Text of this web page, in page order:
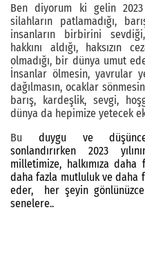
Ben diyorum ki gelin 2023
silahların patlamadığı,
insanların birbirini
hakkını aldığı, haksızın
olmadığı, bir dünya umut
İnsanlar ölmesin, yavrular
dağılmasın, ocaklar
barış, kardeşlik, sevgi,
dünya da hepimize yetecek
Bu duygu ve
sonlandırırken 2023
milletimize, halkımıza
daha fazla mutluluk ve daha
eder, her şeyin
senelere..